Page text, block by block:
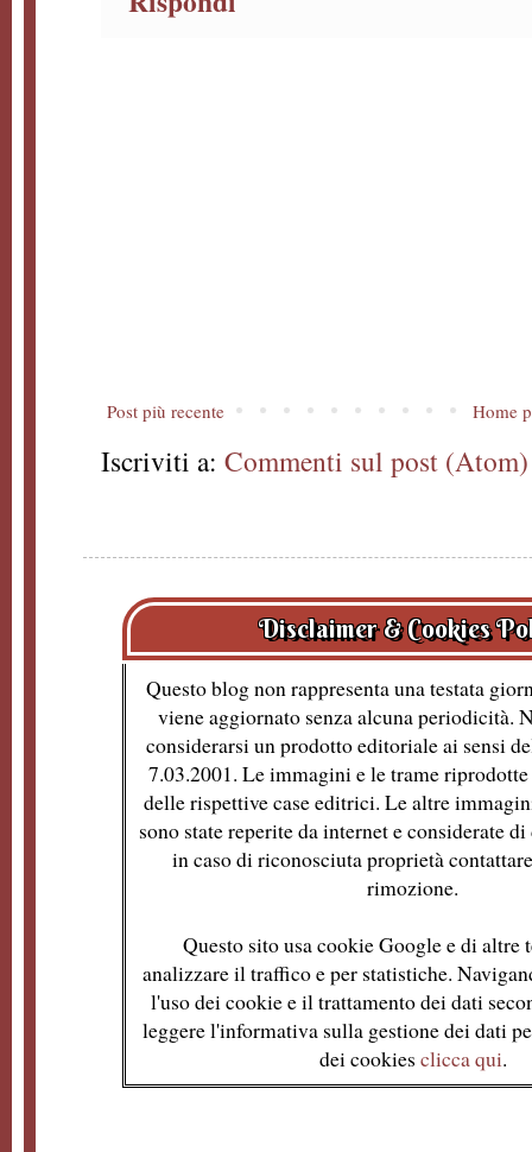
Post più recente Home
Iscriviti a: Commenti sul post (Atom)
Disclaimer & Cookies
Questo blog non rappresenta una testata
viene aggiornato senza alcuna periodicità.
considerarsi un prodotto editoriale ai sensi
7.03.2001. Le immagini e le trame
delle rispettive case editrici. Le altre
sono state reperite da internet e considerate
in caso di riconosciuta proprietà
rimozione.
Questo sito usa cookie Google e di altre
analizzare il traffico e per statistiche.
l'uso dei cookie e il trattamento dei dati
leggere l'informativa sulla gestione dei dati
dei cookies clicca qui.